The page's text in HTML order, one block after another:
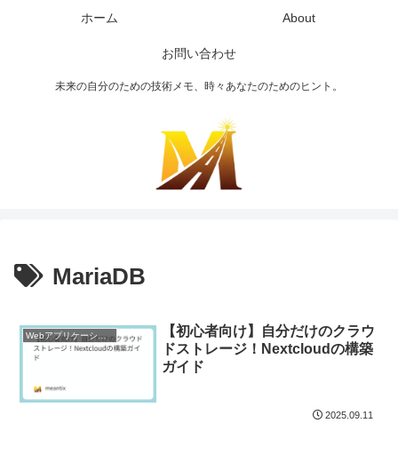
未来の自分のための技術メモ、時々あなたのためのヒント。
ホーム About
お問い合わせ
MariaDB
Webアプリケーション
【初心者向け】自分だけのクラウ
ドストレージ！Nextcloudの構築
ガイド
2025.09.11